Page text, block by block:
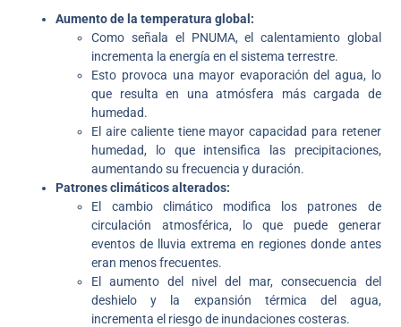
Aumento de la temperatura global:
Como señala el PNUMA, el calentamiento global
incrementa la energía en el sistema terrestre.
Esto provoca una mayor evaporación del agua, lo
que resulta en una atmósfera más cargada de
humedad.
El aire caliente tiene mayor capacidad para retener
humedad, lo que intensifica las precipitaciones,
aumentando su frecuencia y duración.
Patrones climáticos alterados:
El cambio climático modifica los patrones de
circulación atmosférica, lo que puede generar
eventos de lluvia extrema en regiones donde antes
eran menos frecuentes.
El aumento del nivel del mar, consecuencia del
deshielo y la expansión térmica del agua,
incrementa el riesgo de inundaciones costeras.